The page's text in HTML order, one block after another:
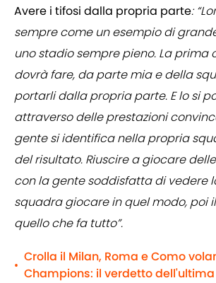
Avere i tifosi dalla propria parte:
sempre come un esempio di
uno stadio sempre pieno. La prima
dovrà fare, da parte mia e della
portarli dalla propria parte. E lo si
attraverso delle prestazioni
gente si identifica nella propria
del risultato. Riuscire a giocare
con la gente soddisfatta di vedere
squadra giocare in quel modo, poi
quello che fa tutto”.
•
Crolla il Milan, Roma e Como
Champions: il verdetto